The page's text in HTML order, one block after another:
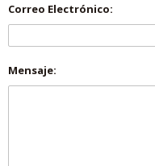
Correo Electrónico:
Mensaje: